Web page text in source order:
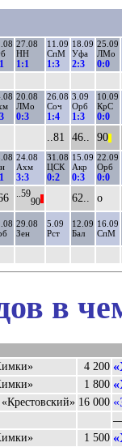
27.08
НН
1:1
11.09
СпМ
1:3
18.09
Уфа
2:3
25.09
ЛМо
0:0
20.08
ЛМо
0:3
26.08
Соч
1:4
3.09
Орб
1:3
10.09
КрС
0:0
..81 46.. 90
24.08
Ахм
3:3
31.08
ЦСК
0:2
15.09
Акр
0:3
22.09
Орб
0:0
..59
90 62.. о
29.08
Зен
5.09
Рст
12.09
Бал
16.09
СпМ
в
4 200
1 800
16 000
1 500